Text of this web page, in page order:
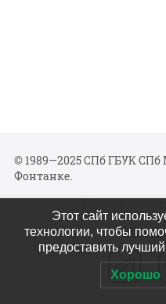
© 1989—2025 СПб ГБУК
Фонтанке.
Политика
Мы в
Этот сайт
технологии, чтобы
предоставить
Хорошо